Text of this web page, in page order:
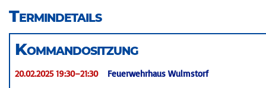
Termindetails
Kommandositzung
20.02.2025 19:30–21:30
Feuerwehrhaus Wulmstorf